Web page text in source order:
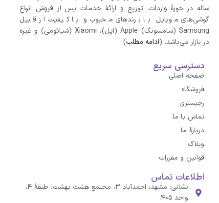
ساله در حوزهٔ واردات، توزیع و ارائهٔ خدمات پس از فروش انواع
گوشی‌های موبایل با برندهای محبوب و با کیفیت از قبیل
Samsung (سامسونگ) Apple (اپل)، Xiaomi (شیائومی)‌ و غیره
در بازار می‌باشد. (ادامه مطلب)
دسترسی سریع
صفحه اصلی
فروشگاه
رجیستری
تماس با ما
درباره‌ٔ ما
وبلاگ
قوانین و مقررات
اطلاعات تماس
نشانی: مشهد، احمدآباد ۳، مجتمع هشت بهشت، طبقهٔ ۴،
واحد ۴۰۵.